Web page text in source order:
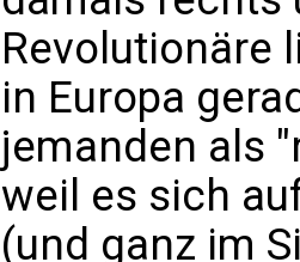
Revolutionäre
in Europa
jemanden als
weil es sich
(und ganz im